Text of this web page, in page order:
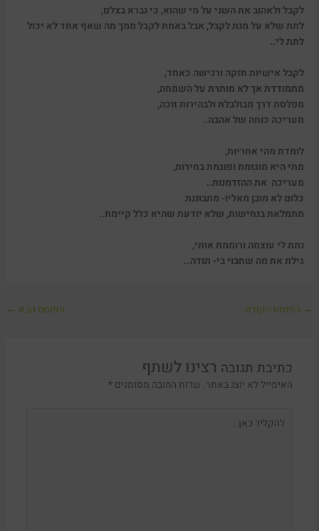
לקבל ולאהוב את השני על מי שהוא, כי נברא בצלם,
לתת שלא על מנת לקבל, אבל באמת לקבל ממך מה שאף אחד לא יכול
לתת לי..
לקבל אישיות חזקה ורגישה כאחד,
מתמודדת אך לא מותרת על השמחה,
מפלסת דרך מבולבלת ולבהירות זוכה,
מעריכה כוחה של אהבה..
לומדת מהי אחריות,
מתי היא מוגזמת ופוגמת בחירות,
מעריכה את ההזדמנות..
כלום לא מובן מאליו- מתבוננת
מתמלאת בנחישות, שלא יודעת שהיא כלל קיימת..
נתת לי עוצמה ורוממת אותי,
גילת את מה שחבוי בי- תודה…
→ הפוסט הקודם הפוסט הבא ←
כתיבת תגובה
האימייל לא יוצג באתר. שדות החובה מסומנים *
כאן...